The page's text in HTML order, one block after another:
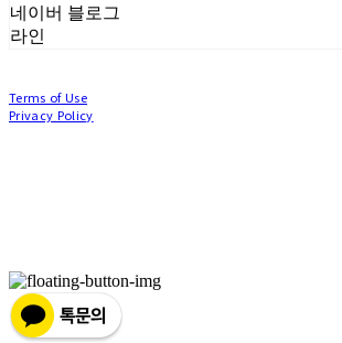
네이버 블로그
라인
Terms of Use
Privacy Policy